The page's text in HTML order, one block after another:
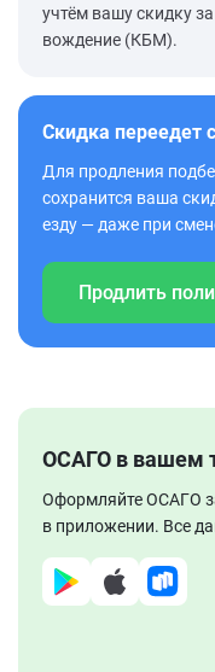
учтём вашу скидку
вождение (КБМ).
Скидка переедет
Для продления
сохранится ваша
езду — даже при
Продлить
ОСАГО в вашем
Оформляйте ОСАГО
в приложении. Все